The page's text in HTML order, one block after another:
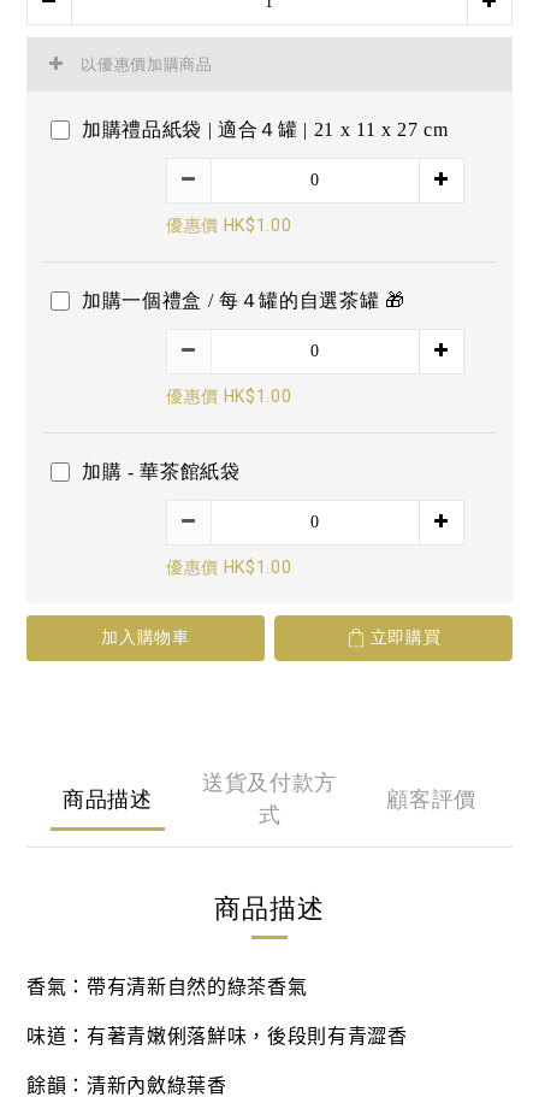
以優惠價加購商品
加購禮品紙袋 | 適合４罐 | 21 x 11 x 27 cm
優惠價 HK$1.00
加購一個禮盒 / 每４罐的自選茶罐 🎁
優惠價 HK$1.00
加購 - 華茶館紙袋
優惠價 HK$1.00
加入購物車 立即購買
商品描述
送貨及付款方
式
顧客評價
商品描述
香氣：帶有清新自然的綠茶香氣
味道：有著青嫩俐落鮮味，後段則有青澀香
餘韻：清新內斂綠葉香